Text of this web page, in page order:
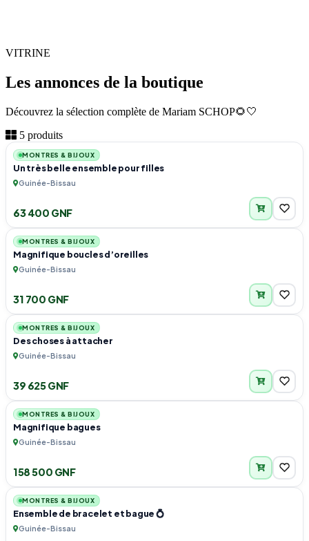
VITRINE
Les annonces de la boutique
Découvrez la sélection complète de Mariam SCHOP🌻🤍
5 produits
MONTRES & BIJOUX
Un très belle ensemble pour filles
Guinée-Bissau
63 400 GNF
MONTRES & BIJOUX
Magnifique boucles d’oreilles
Guinée-Bissau
31 700 GNF
MONTRES & BIJOUX
Des choses à attacher
Guinée-Bissau
39 625 GNF
MONTRES & BIJOUX
Magnifique bagues
Guinée-Bissau
158 500 GNF
MONTRES & BIJOUX
Ensemble de bracelet et bague 💍
Guinée-Bissau